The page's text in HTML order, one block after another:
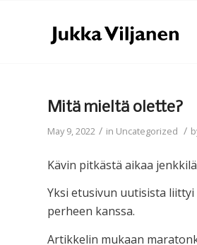
Mitä mieltä olette?
May 9, 2022 / in Uncategorized /
Kävin pitkästä aikaa
Yksi etusivun uutisista
perheen kanssa.
Artikkelin mukaan